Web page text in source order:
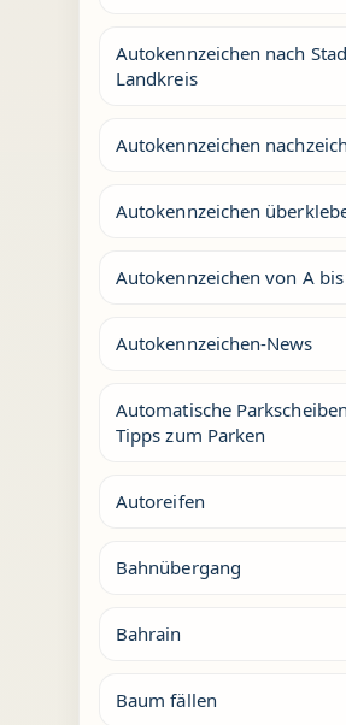
Autokennzeichen nach
Landkreis
Autokennzeichen
Autokennzeichen
Autokennzeichen von A bis
Autokennzeichen-News
Automatische
Tipps zum Parken
Autoreifen
Bahnübergang
Bahrain
Baum fällen